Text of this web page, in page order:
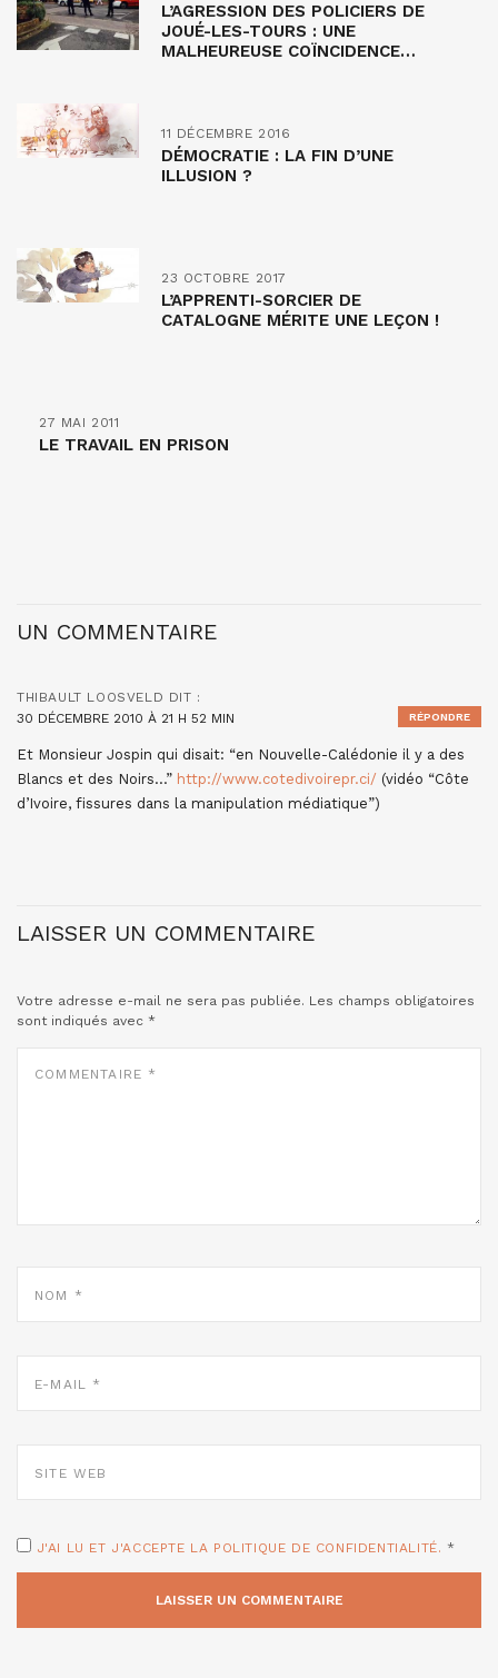
L’AGRESSION DES POLICIERS DE
JOUÉ-LES-TOURS : UNE
MALHEUREUSE COÏNCIDENCE…
11 DÉCEMBRE 2016
DÉMOCRATIE : LA FIN D’UNE
ILLUSION ?
23 OCTOBRE 2017
L’APPRENTI-SORCIER DE
CATALOGNE MÉRITE UNE LEÇON !
27 MAI 2011
LE TRAVAIL EN PRISON
UN COMMENTAIRE
THIBAULT LOOSVELD DIT :
30 DÉCEMBRE 2010 À 21 H 52 MIN
Et Monsieur Jospin qui disait: “en Nouvelle-Calédonie il y a des
Blancs et des Noirs…” http://www.cotedivoirepr.ci/ (vidéo “Côte
d’Ivoire, fissures dans la manipulation médiatique”)
RÉPONDRE
LAISSER UN COMMENTAIRE
Votre adresse e-mail ne sera pas publiée. Les champs obligatoires
sont indiqués avec *
MAIL
WEB
J'AI LU ET J'ACCEPTE LA POLITIQUE DE CONFIDENTIALITÉ. *